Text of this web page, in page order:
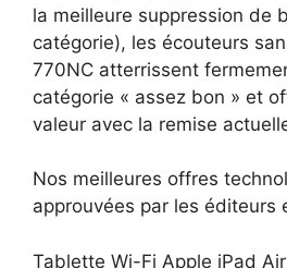
la meilleure suppression de
catégorie), les écouteurs
770NC atterrissent
catégorie « assez bon » et
valeur avec la remise
Nos meilleures offres
approuvées par les éditeurs
Tablette Wi-Fi Apple iPad